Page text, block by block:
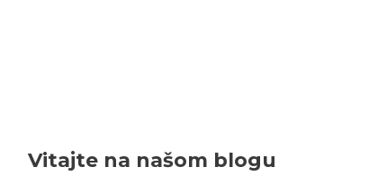
Vitajte na našom blogu